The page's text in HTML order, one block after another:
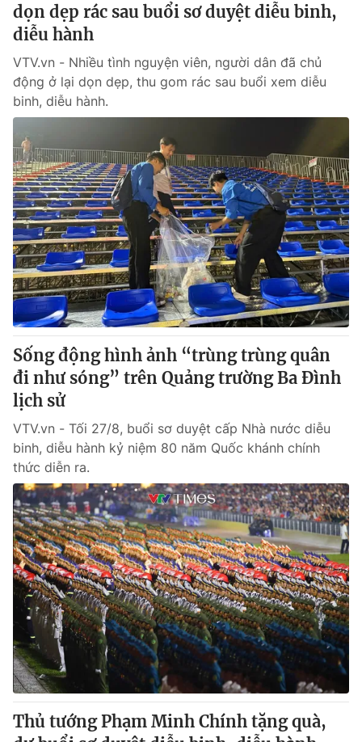
dọn dẹp rác sau buổi sơ duyệt diễu binh,
diễu hành
VTV.vn - Nhiều tình nguyện viên, người dân đã chủ
động ở lại dọn dẹp, thu gom rác sau buổi xem diễu
binh, diễu hành.
Sống động hình ảnh “trùng trùng quân
đi như sóng” trên Quảng trường Ba Đình
lịch sử
VTV.vn - Tối 27/8, buổi sơ duyệt cấp Nhà nước diễu
binh, diễu hành kỷ niệm 80 năm Quốc khánh chính
thức diễn ra.
Thủ tướng Phạm Minh Chính tặng quà,